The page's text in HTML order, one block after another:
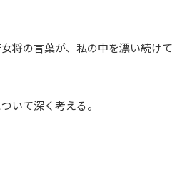
将の言葉が、私の中を漂い続けて
いて深く考える。